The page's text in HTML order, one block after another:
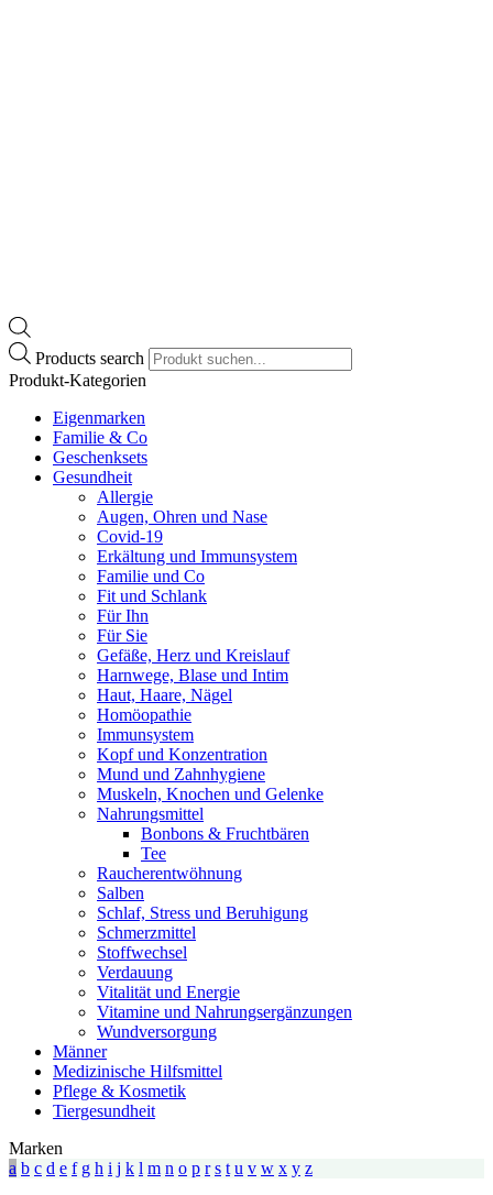
Products search
Produkt-Kategorien
Eigenmarken
Familie & Co
Geschenksets
Gesundheit
Allergie
Augen, Ohren und Nase
Covid-19
Erkältung und Immunsystem
Familie und Co
Fit und Schlank
Für Ihn
Für Sie
Gefäße, Herz und Kreislauf
Harnwege, Blase und Intim
Haut, Haare, Nägel
Homöopathie
Immunsystem
Kopf und Konzentration
Mund und Zahnhygiene
Muskeln, Knochen und Gelenke
Nahrungsmittel
Bonbons & Fruchtbären
Tee
Raucherentwöhnung
Salben
Schlaf, Stress und Beruhigung
Schmerzmittel
Stoffwechsel
Verdauung
Vitalität und Energie
Vitamine und Nahrungsergänzungen
Wundversorgung
Männer
Medizinische Hilfsmittel
Pflege & Kosmetik
Tiergesundheit
Marken
a b c d e f g h i j k l m n o p r s t u v w x y z